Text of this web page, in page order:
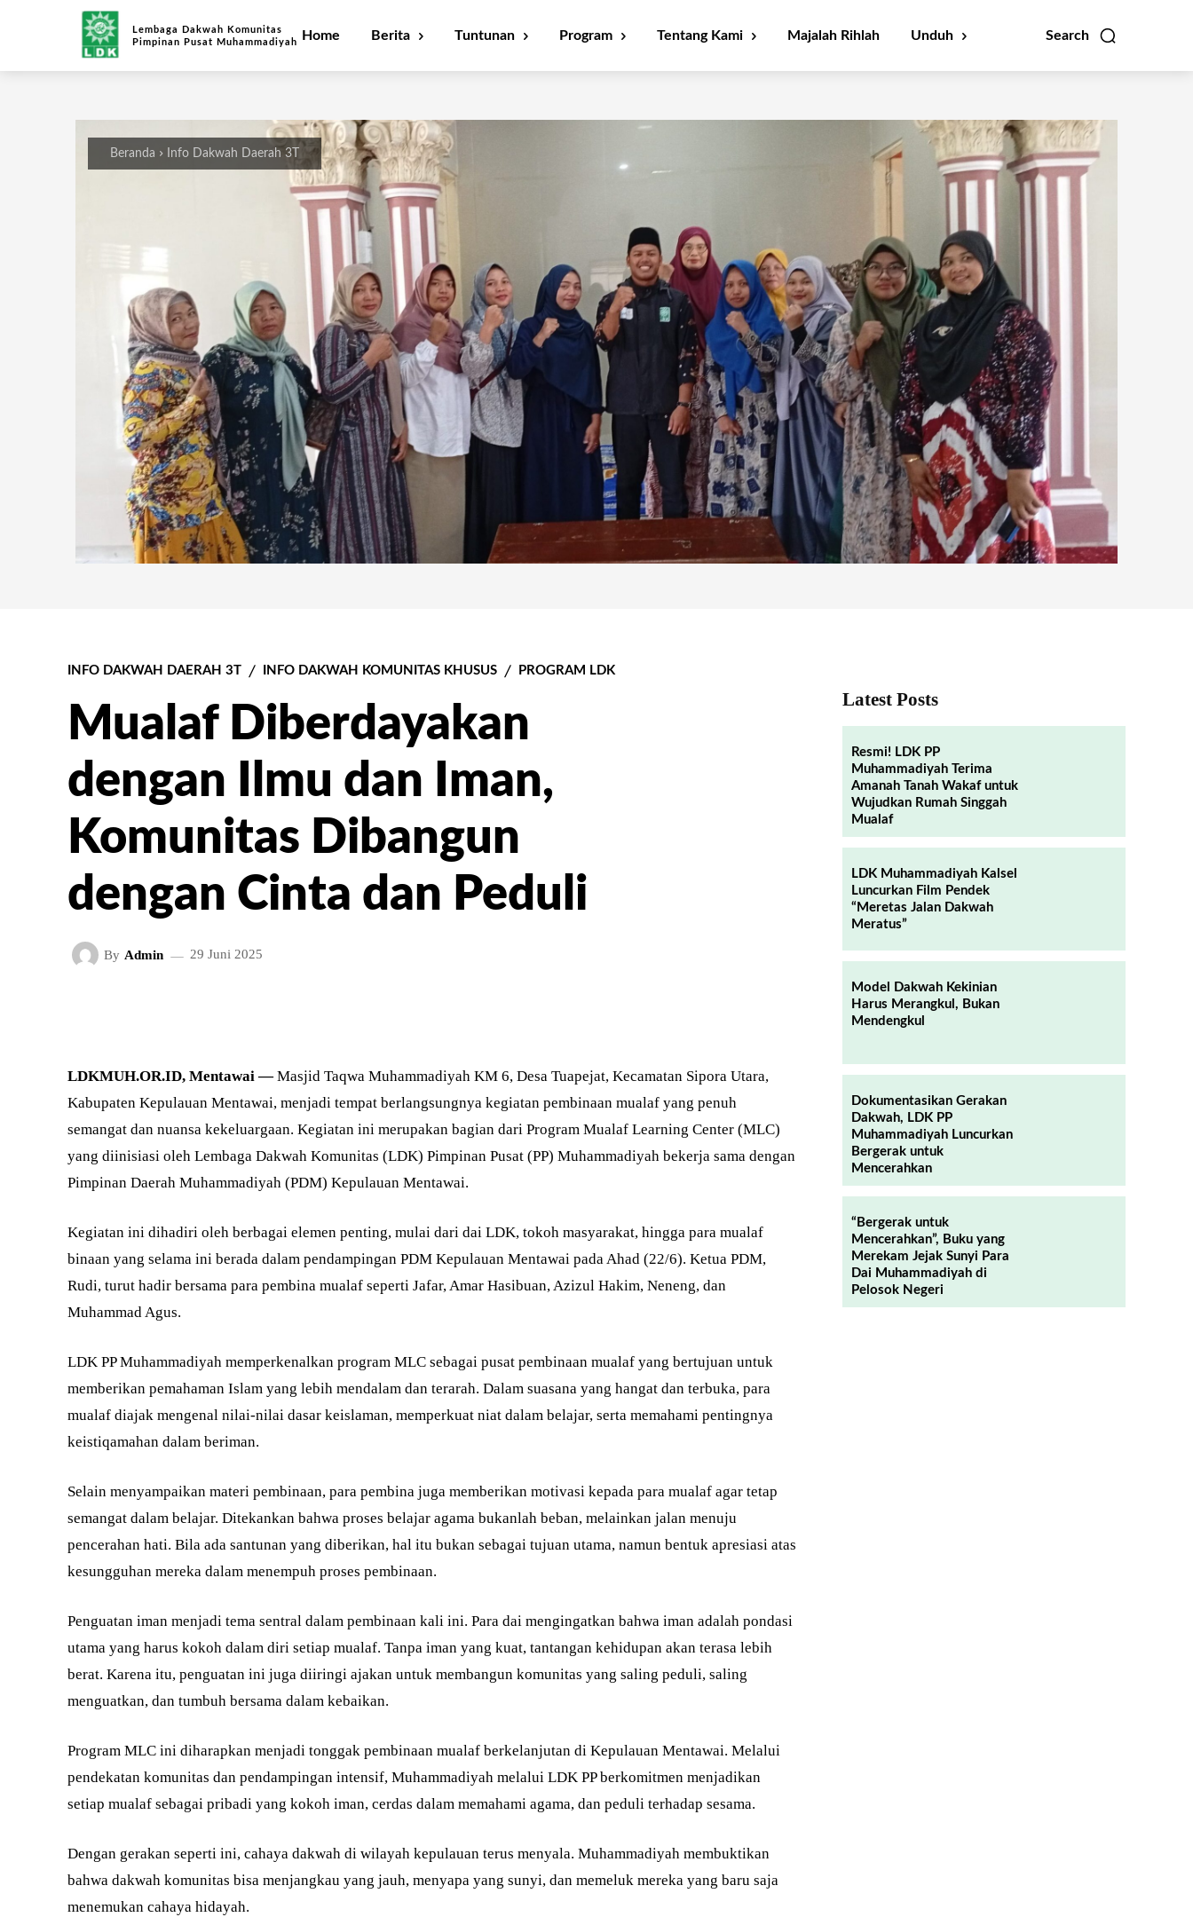
Lembaga Dakwah Komunitas
Pimpinan Pusat Muhammadiyah
Search
Home Berita Tuntunan Program Tentang Kami Majalah Rihlah Unduh
Beranda Info Dakwah Daerah 3T
INFO DAKWAH DAERAH 3T INFO DAKWAH KOMUNITAS KHUSUS PROGRAM LDK
Mualaf Diberdayakan
dengan Ilmu dan Iman,
Komunitas Dibangun
dengan Cinta dan Peduli
By Admin 29 Juni 2025
LDKMUH.OR.ID, Mentawai —Masjid Taqwa Muhammadiyah KM 6, Desa Tuapejat, Kecamatan Sipora Utara,
Kabupaten Kepulauan Mentawai, menjadi tempat berlangsungnya kegiatan pembinaan mualaf yang penuh
semangat dan nuansa kekeluargaan. Kegiatan ini merupakan bagian dari Program Mualaf Learning Center (MLC)
yang diinisiasi oleh Lembaga Dakwah Komunitas (LDK) Pimpinan Pusat (PP) Muhammadiyah bekerja sama dengan
Pimpinan Daerah Muhammadiyah (PDM) Kepulauan Mentawai.
Kegiatan ini dihadiri oleh berbagai elemen penting, mulai dari dai LDK, tokoh masyarakat, hingga para mualaf
binaan yang selama ini berada dalam pendampingan PDM Kepulauan Mentawai pada Ahad (22/6). Ketua PDM,
Rudi, turut hadir bersama para pembina mualaf seperti Jafar, Amar Hasibuan, Azizul Hakim, Neneng, dan
Muhammad Agus.
LDK PP Muhammadiyah memperkenalkan program MLC sebagai pusat pembinaan mualaf yang bertujuan untuk
memberikan pemahaman Islam yang lebih mendalam dan terarah. Dalam suasana yang hangat dan terbuka, para
mualaf diajak mengenal nilai-nilai dasar keislaman, memperkuat niat dalam belajar, serta memahami pentingnya
keistiqamahan dalam beriman.
Selain menyampaikan materi pembinaan, para pembina juga memberikan motivasi kepada para mualaf agar tetap
semangat dalam belajar. Ditekankan bahwa proses belajar agama bukanlah beban, melainkan jalan menuju
pencerahan hati. Bila ada santunan yang diberikan, hal itu bukan sebagai tujuan utama, namun bentuk apresiasi atas
kesungguhan mereka dalam menempuh proses pembinaan.
Penguatan iman menjadi tema sentral dalam pembinaan kali ini. Para dai mengingatkan bahwa iman adalah pondasi
utama yang harus kokoh dalam diri setiap mualaf. Tanpa iman yang kuat, tantangan kehidupan akan terasa lebih
berat. Karena itu, penguatan ini juga diiringi ajakan untuk membangun komunitas yang saling peduli, saling
menguatkan, dan tumbuh bersama dalam kebaikan.
Program MLC ini diharapkan menjadi tonggak pembinaan mualaf berkelanjutan di Kepulauan Mentawai. Melalui
pendekatan komunitas dan pendampingan intensif, Muhammadiyah melalui LDK PP berkomitmen menjadikan
setiap mualaf sebagai pribadi yang kokoh iman, cerdas dalam memahami agama, dan peduli terhadap sesama.
Dengan gerakan seperti ini, cahaya dakwah di wilayah kepulauan terus menyala. Muhammadiyah membuktikan
bahwa dakwah komunitas bisa menjangkau yang jauh, menyapa yang sunyi, dan memeluk mereka yang baru saja
menemukan cahaya hidayah.
Latest Posts
Resmi! LDK PP
Muhammadiyah Terima
Amanah Tanah Wakaf untuk
Wujudkan Rumah Singgah
Mualaf
LDK Muhammadiyah Kalsel
Luncurkan Film Pendek
“Meretas Jalan Dakwah
Meratus”
Model Dakwah Kekinian
Harus Merangkul, Bukan
Mendengkul
Dokumentasikan Gerakan
Dakwah, LDK PP
Muhammadiyah Luncurkan
Bergerak untuk
Mencerahkan
“Bergerak untuk
Mencerahkan”, Buku yang
Merekam Jejak Sunyi Para
Dai Muhammadiyah di
Pelosok Negeri